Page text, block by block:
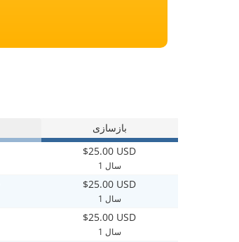
بازسازی
$25.00 USD
1 سال
$25.00 USD
1 سال
$25.00 USD
1 سال